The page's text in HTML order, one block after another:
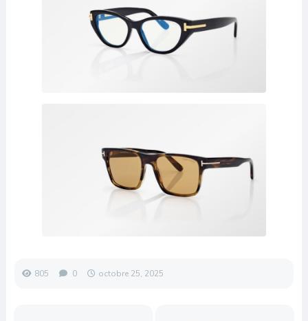
805 0 octobre 25, 2025